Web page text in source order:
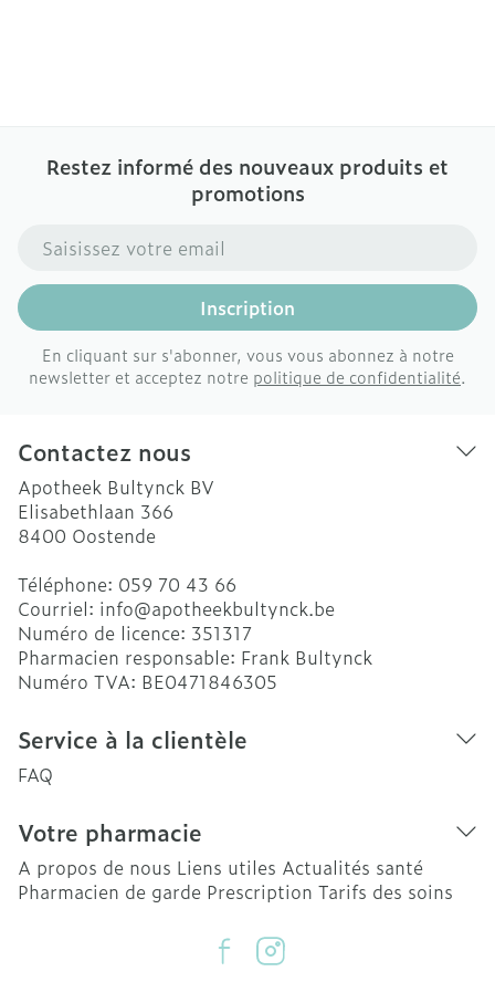
Restez informé des nouveaux produits et
promotions
Adresse mail
Inscription
En cliquant sur s'abonner, vous vous abonnez à notre
newsletter et acceptez notre politique de confidentialité.
Contactez nous
Apotheek Bultynck BV
Elisabethlaan 366
8400 Oostende
Téléphone: 059 70 43 66
Courriel: info@apotheekbultynck.be
Numéro de licence: 351317
Pharmacien responsable: Frank Bultynck
Numéro TVA: BE0471846305
Service à la clientèle
FAQ
Votre pharmacie
A propos de nous Liens utiles Actualités santé
Pharmacien de garde Prescription Tarifs des soins